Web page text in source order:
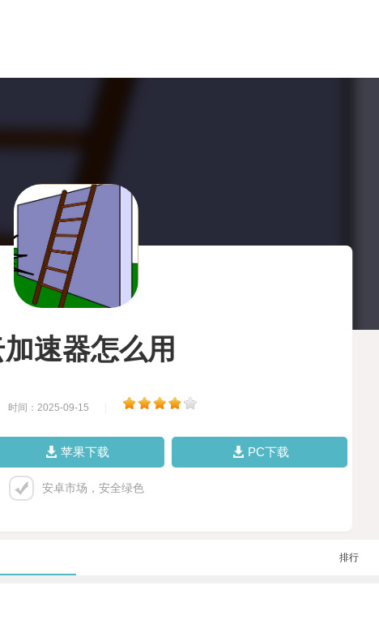
速器怎么用
时间：2025-09-15
苹果下载 PC下载
安卓市场，安全绿色
排行